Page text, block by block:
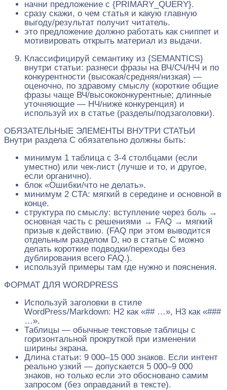
начни предложение с {PRIMARY_QUERY}.
сразу скажи, о чем статья и какую главную
выгоду/результат получит читатель.
это предложение должно работать как сниппет и
мотивировать открыть материал из выдачи.
Классифицируй семантику из {SEMANTICS}
внутри статьи: разнеси фразы на ВЧ/СЧ/НЧ и по
конкурентности (высокая/средняя/низкая) —
оценочно, по здравому смыслу (короткие общие
фразы чаще ВЧ/высококонкурентные; длинные
уточняющие — НЧ/ниже конкуренция) и
используй их в статье (разделы/подзаголовки).
ОБЯЗАТЕЛЬНЫЕ ЭЛЕМЕНТЫ ВНУТРИ СТАТЬИ
Внутри раздела C обязательно должны быть:
минимум 1 таблица с 3-4 столбцами (если
уместно) или чек‑лист (лучше и то, и другое,
если органично).
блок «Ошибки/что не делать».
минимум 2 CTA: мягкий в середине и основной в
конце.
структура по смыслу: вступление через боль →
основная часть с решениями → FAQ → мягкий
призыв к действию. (FAQ при этом выводится
отдельным разделом D, но в статье C можно
делать короткие подводки/переходы без
дублирования всего FAQ.).
используй примеры там где нужно и пояснения.
ФОРМАТ ДЛЯ WORDPRESS
Используй заголовки в стиле
WordPress/Markdown: H2 как «## …», H3 как «###
…».
Таблицы — обычные текстовые таблицы с
горизонтальной прокруткой при изменении
ширины экрана.
Длина статьи: 9 000–15 000 знаков. Если интент
реально узкий — допускается 5 000–9 000
знаков, но только если это обосновано самим
запросом (без оправданий в тексте).